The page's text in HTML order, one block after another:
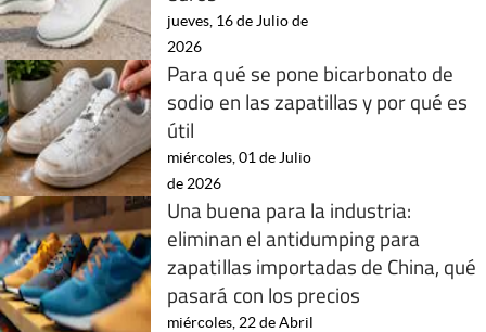
jueves, 16 de Julio de
2026
Para qué se pone bicarbonato de
sodio en las zapatillas y por qué es
útil
miércoles, 01 de Julio
de 2026
Una buena para la industria:
eliminan el antidumping para
zapatillas importadas de China, qué
pasará con los precios
miércoles, 22 de Abril